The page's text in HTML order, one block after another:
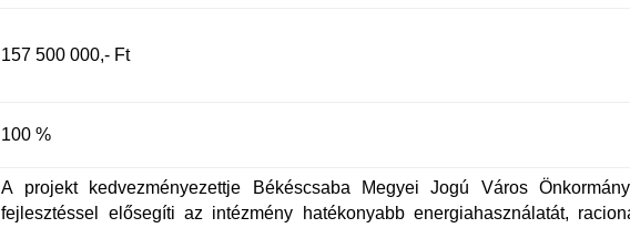
157 500 000,- Ft
100 %
A projekt kedvezményezettje Békéscsaba Megyei Jogú Város
fejlesztéssel elősegíti az intézmény hatékonyabb energiahasználatát,